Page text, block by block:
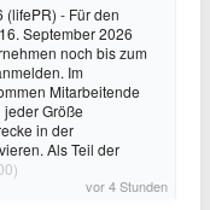
(lifePR) - Für den
September 2026
noch bis zum
Im
Mitarbeitende
Größe
in der
Als Teil der
vor 4 Stunden